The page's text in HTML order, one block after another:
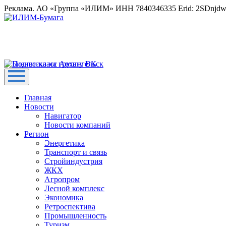
Реклама. АО «Группа «ИЛИМ» ИНН 7840346335 Erid:
Главная
Новости
Навигатор
Новости компаний
Регион
Энергетика
Транспорт и связь
Стройиндустрия
ЖКХ
Агропром
Лесной комплекс
Экономика
Ретроспектива
Промышленность